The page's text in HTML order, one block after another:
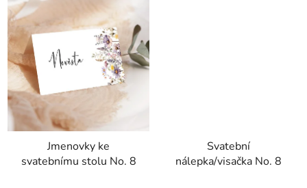
Jmenovky ke
svatebnímu stolu No. 8
Svatební
nálepka/visačka No. 8